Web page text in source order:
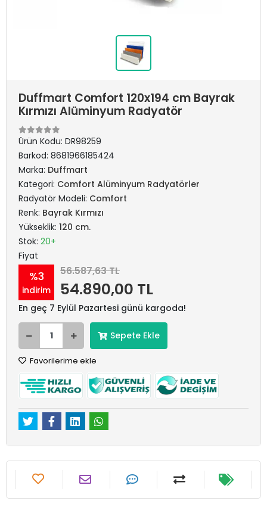
Duffmart Comfort 120x194 cm Bayrak
Kırmızı Alüminyum Radyatör
Ürün Kodu: DR98259
Barkod: 8681966185424
Marka: Duffmart
Kategori: Comfort Alüminyum Radyatörler
Radyatör Modeli: Comfort
Renk: Bayrak Kırmızı
Yükseklik: 120 cm.
Stok: 20+
Fiyat
%3
indirim
56.587,63 TL
54.890,00 TL
En geç 7 Eylül Pazartesi günü kargoda!
Sepete Ekle
Favorilerime ekle